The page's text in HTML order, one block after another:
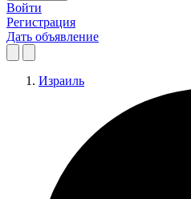
Войти
Регистрация
Дать объявление
Израиль